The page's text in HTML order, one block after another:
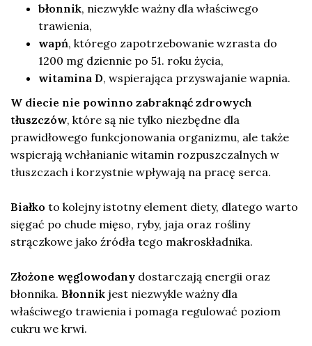
błonnik, niezwykle ważny dla właściwego
trawienia,
wapń, którego zapotrzebowanie wzrasta do
1200 mg dziennie po 51. roku życia,
witamina D, wspierająca przyswajanie wapnia.
W diecie nie powinno zabraknąć zdrowych
tłuszczów, które są nie tylko niezbędne dla
prawidłowego funkcjonowania organizmu, ale także
wspierają wchłanianie witamin rozpuszczalnych w
tłuszczach i korzystnie wpływają na pracę serca.
Białko to kolejny istotny element diety, dlatego warto
sięgać po chude mięso, ryby, jaja oraz rośliny
strączkowe jako źródła tego makroskładnika.
Złożone węglowodany dostarczają energii oraz
błonnika. Błonnik jest niezwykle ważny dla
właściwego trawienia i pomaga regulować poziom
cukru we krwi.